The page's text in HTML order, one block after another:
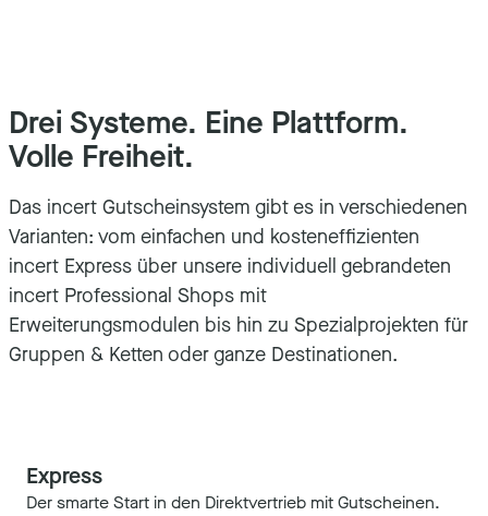
Drei Systeme. Eine Plattform.
Volle Freiheit.
Das incert Gutscheinsystem gibt es in verschiedenen
Varianten: vom einfachen und kosteneffizienten
incert Express über unsere individuell gebrandeten
incert Professional Shops mit
Erweiterungsmodulen bis hin zu Spezialprojekten für
Gruppen & Ketten oder ganze Destinationen.
Express
Der smarte Start in den Direktvertrieb mit Gutscheinen.